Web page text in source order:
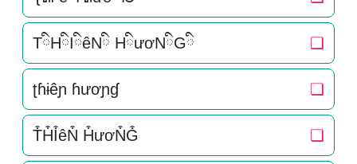
TིHིIིêNི HིươNིGི ❏
ʈɦɨêɲ ɦươɲɠ ❏
T͒H͒I͒êN͒ H͒ươN͒G͒ ❏